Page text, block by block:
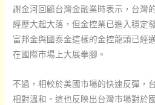
謝金河回顧台灣金融業時表示，台灣
經歷大起大落，但金控業已進入穩定
富邦金與國泰金這樣的金控龍頭已經
在國際市場上大展拳腳。
不過，相較於美國市場的快速反彈，
相對溫和。這也反映出台灣市場對於